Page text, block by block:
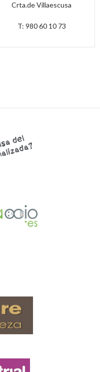
Crta.de Villaescusa
T: 980 60 10 73